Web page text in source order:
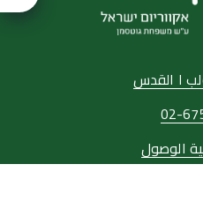
02-
الوصول